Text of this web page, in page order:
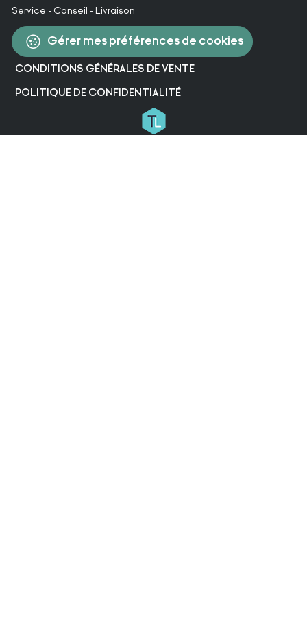
Service - Conseil - Livraison
Gérer mes préférences de cookies
CONDITIONS GÉNÉRALES DE VENTE
POLITIQUE DE CONFIDENTIALITÉ